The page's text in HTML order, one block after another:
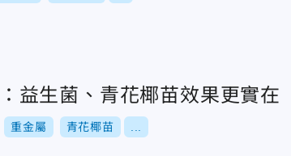
益生菌、青花椰苗效果更實在
重金屬 青花椰苗